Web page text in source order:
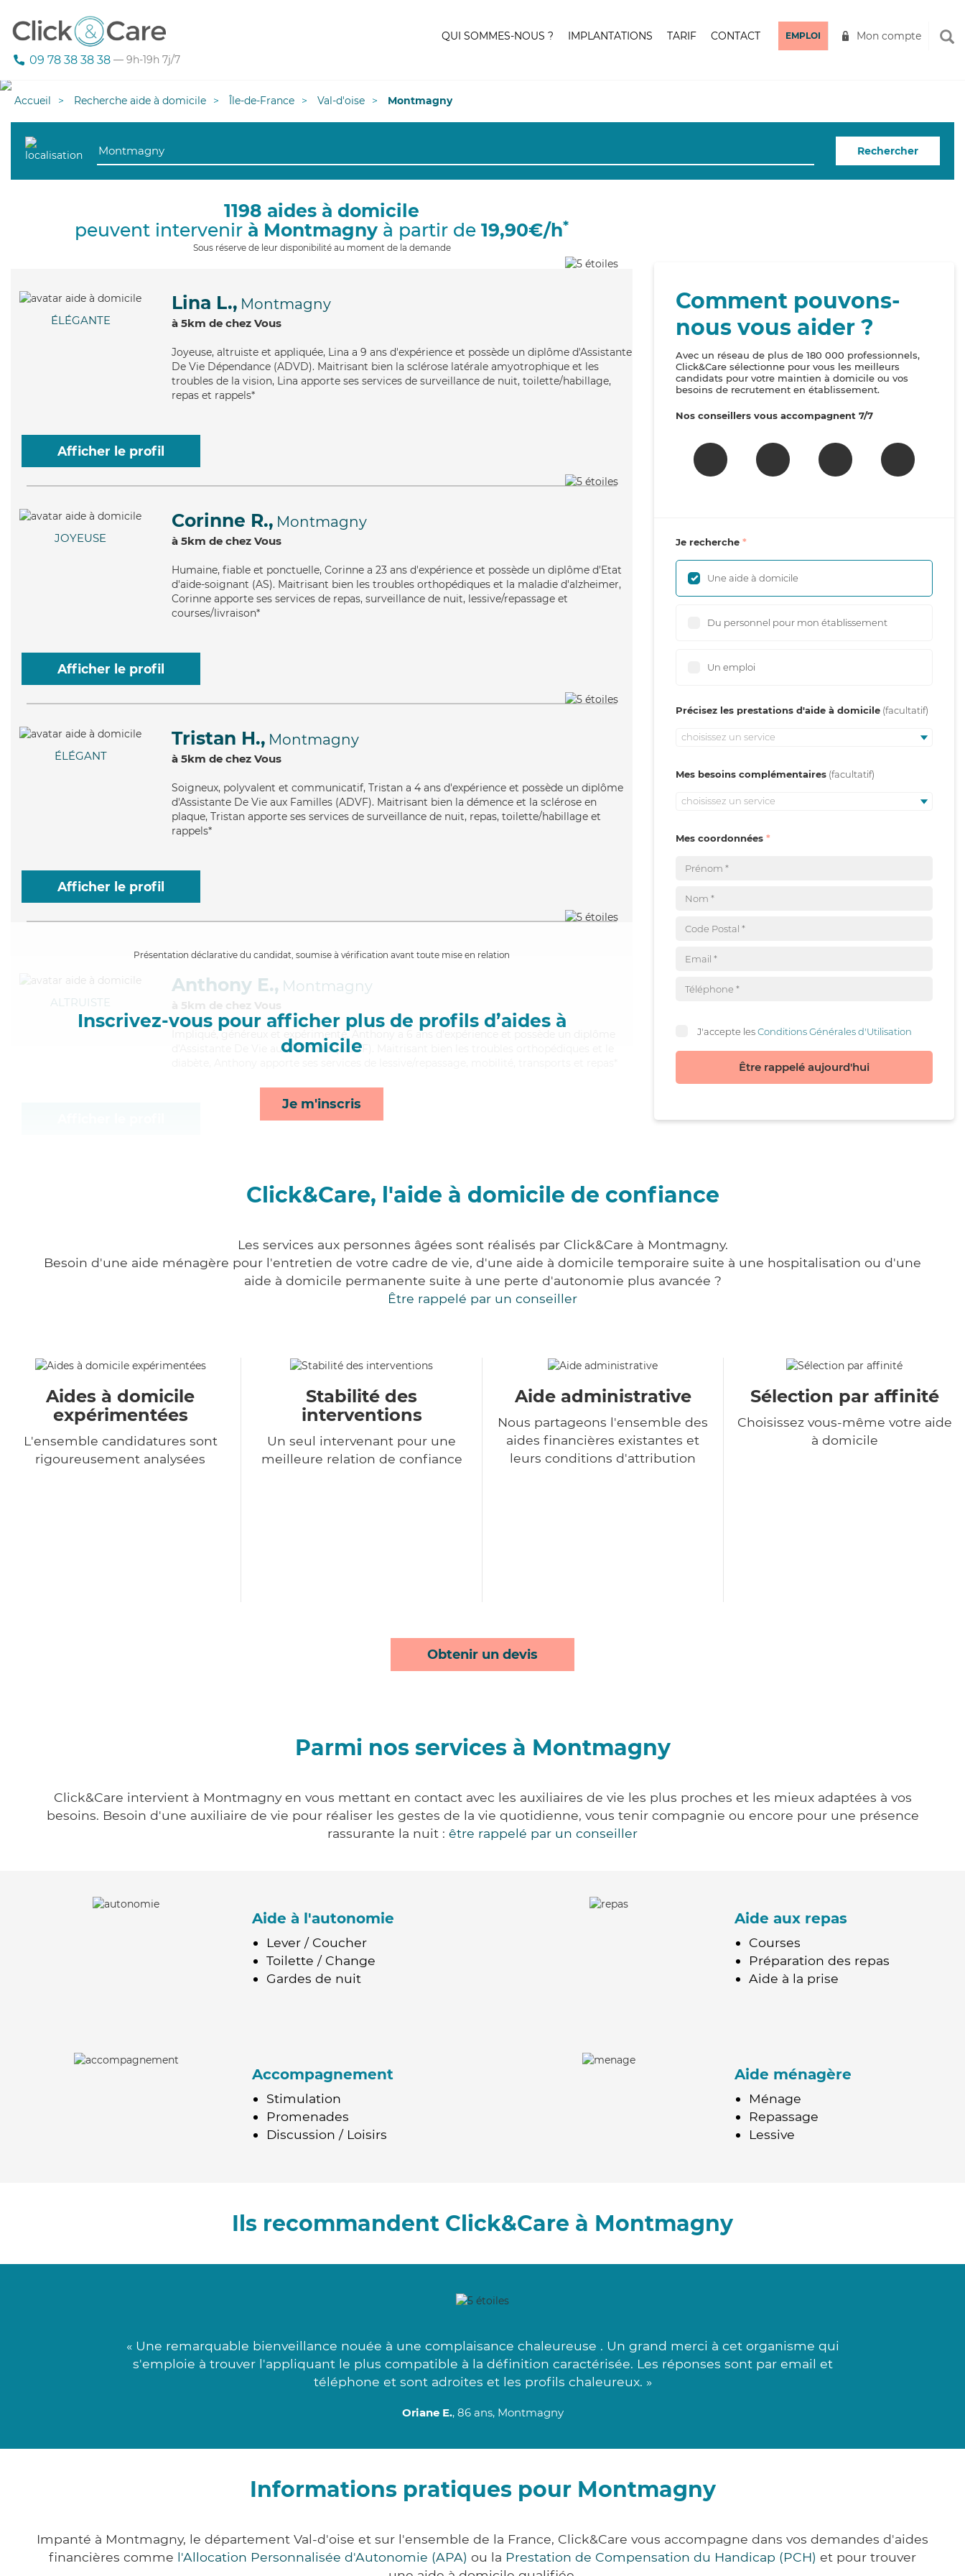
09 78 38 38 38 — 9h-19h 7j/7
QUI SOMMES-NOUS ? IMPLANTATIONS TARIF CONTACT EMPLOI Mon compte
Accueil Recherche aide à domicile Île-de-France Val-d'oise Montmagny
Rechercher
1198 aides à domicile
peuvent intervenir à Montmagny à partir de 19,90€/h*
Sous réserve de leur disponibilité au moment de la demande
ÉLÉGANTE
Lina L., Montmagny
à 5km de chez Vous
Joyeuse, altruiste et appliquée, Lina a 9 ans d'expérience et possède un diplôme d'Assistante
De Vie Dépendance (ADVD). Maitrisant bien la sclérose latérale amyotrophique et les
troubles de la vision, Lina apporte ses services de surveillance de nuit, toilette/habillage,
repas et rappels*
Afficher le profil
JOYEUSE
Corinne R., Montmagny
à 5km de chez Vous
Humaine, fiable et ponctuelle, Corinne a 23 ans d'expérience et possède un diplôme d'Etat
d'aide-soignant (AS). Maitrisant bien les troubles orthopédiques et la maladie d'alzheimer,
Corinne apporte ses services de repas, surveillance de nuit, lessive/repassage et
courses/livraison*
Afficher le profil
ÉLÉGANT
Tristan H., Montmagny
à 5km de chez Vous
Soigneux, polyvalent et communicatif, Tristan a 4 ans d'expérience et possède un diplôme
d'Assistante De Vie aux Familles (ADVF). Maitrisant bien la démence et la sclérose en
plaque, Tristan apporte ses services de surveillance de nuit, repas, toilette/habillage et
rappels*
Afficher le profil
Présentation déclarative du candidat, soumise à vérification avant toute mise en relation
Inscrivez-vous pour afficher plus de profils d’aides à
domicile
Je m'inscris
ALTRUISTE
Anthony E., Montmagny
à 5km de chez Vous
, généreux et expérimenté, Anthony a 6 ans d'expérience et possède un diplôme
d'Assistante De Vie aux Familles (ADVF). Maitrisant bien les troubles orthopédiques et le
Comment pouvons-
nous vous aider ?
Avec un réseau de plus de 180 000 professionnels,
Click&Care sélectionne pour vous les meilleurs
candidats pour votre maintien à domicile ou vos
besoins de recrutement en établissement.
Nos conseillers vous accompagnent 7/7
Je recherche
Une aide à domicile
Du personnel pour mon établissement
Un emploi
Précisez les prestations d'aide à domicile
choisissez un service
Mes besoins complémentaires
choisissez un service
Mes coordonnées
J'accepte lesConditions Générales d'Utilisation
Être rappelé aujourd'hui
Click&Care, l'aide à domicile de confiance
Les services aux personnes âgées sont réalisés par Click&Care à Montmagny.
Besoin d'une aide ménagère pour l'entretien de votre cadre de vie, d'une aide à domicile temporaire suite à une hospitalisation ou d'une
aide à domicile permanente suite à une perte d'autonomie plus avancée ?
Être rappelé par un conseiller
Aides à domicile
expérimentées
L'ensemble candidatures sont
rigoureusement analysées
Stabilité des
interventions
Un seul intervenant pour une
meilleure relation de confiance
Aide administrative
Nous partageons l'ensemble des
aides financières existantes et
leurs conditions d'attribution
Sélection par affinité
Choisissez vous-même votre aide
à domicile
Obtenir un devis
Parmi nos services à Montmagny
Click&Care intervient à Montmagny en vous mettant en contact avec les auxiliaires de vie les plus proches et les mieux adaptées à vos
besoins. Besoin d'une auxiliaire de vie pour réaliser les gestes de la vie quotidienne, vous tenir compagnie ou encore pour une présence
rassurante la nuit : être rappelé par un conseiller
Aide à l'autonomie
Lever / Coucher
Toilette / Change
Gardes de nuit
Aide aux repas
Courses
Préparation des repas
Aide à la prise
Accompagnement
Stimulation
Promenades
Discussion / Loisirs
Aide ménagère
Ménage
Repassage
Lessive
Ils recommandent Click&Care à Montmagny
« Une remarquable bienveillance nouée à une complaisance chaleureuse . Un grand merci à cet organisme qui
s'emploie à trouver l'appliquant le plus compatible à la définition caractérisée. Les réponses sont par email et
téléphone et sont adroites et les profils chaleureux. »
Oriane E., 86 ans, Montmagny
Informations pratiques pour Montmagny
Impanté à Montmagny, le département Val-d'oise et sur l'ensemble de la France, Click&Care vous accompagne dans vos demandes d'aides
financières comme l'Allocation Personnalisée d'Autonomie (APA) ou la Prestation de Compensation du Handicap (PCH) et pour trouver